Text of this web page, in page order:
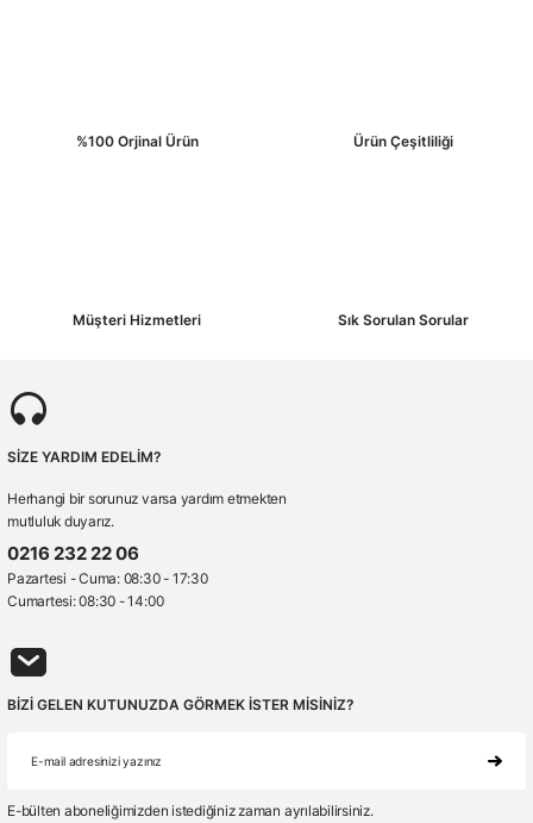
%100 Orjinal Ürün Ürün Çeşitliliği
Müşteri Hizmetleri Sık Sorulan Sorular
SİZE YARDIM EDELİM?
Herhangi bir sorunuz varsa yardım etmekten
mutluluk duyarız.
0216 232 22 06
Pazartesi - Cuma: 08:30 - 17:30
Cumartesi: 08:30 - 14:00
BİZİ GELEN KUTUNUZDA GÖRMEK İSTER MİSİNİZ?
E-bülten aboneliğimizden istediğiniz zaman ayrılabilirsiniz.